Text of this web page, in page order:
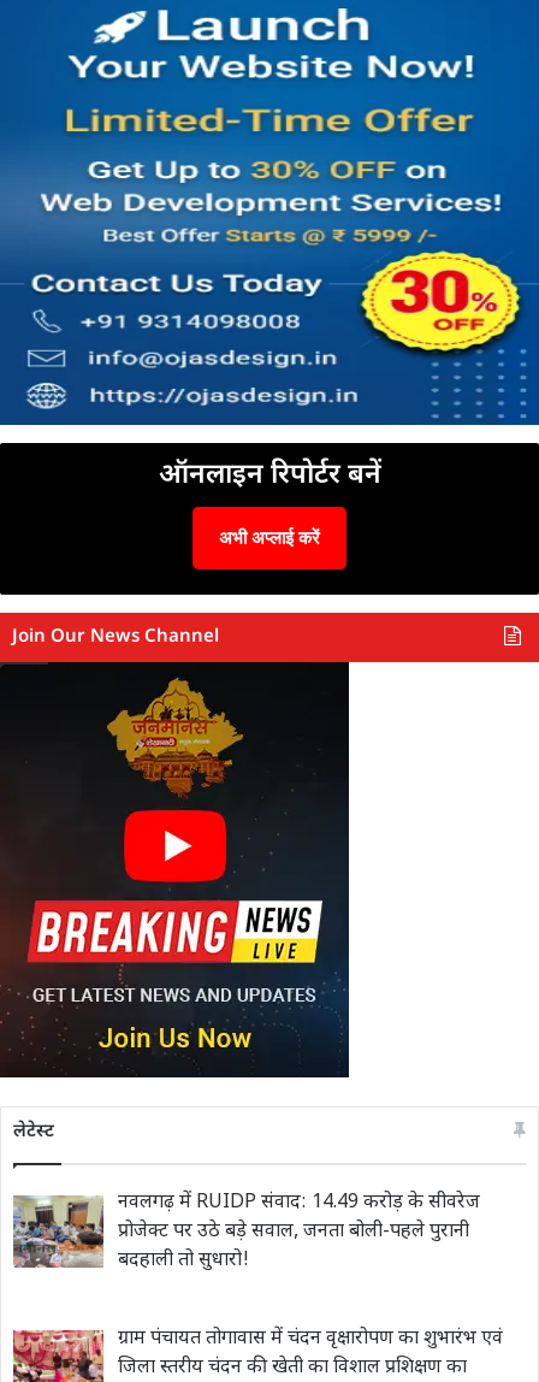
ऑनलाइन रिपोर्टर बनें
अभी अप्लाई करें
Join Our News Channel
लेटेस्ट
नवलगढ़ में RUIDP संवाद: 14.49 करोड़ के सीवरेज
प्रोजेक्ट पर उठे बड़े सवाल, जनता बोली-पहले पुरानी
बदहाली तो सुधारो!
ग्राम पंचायत तोगावास में चंदन वृक्षारोपण का शुभारंभ एवं
जिला स्तरीय चंदन की खेती का विशाल प्रशिक्षण का